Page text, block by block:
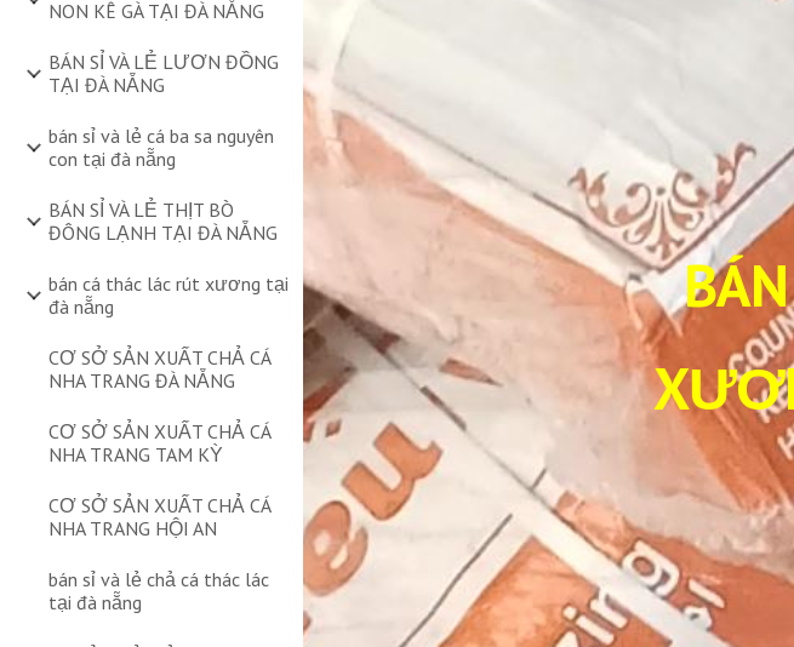
NON KÊ GÀ TẠI ĐÀ NẴNG
BÁN SỈ VÀ LẺ LƯƠN ĐỒNG
TẠI ĐÀ NẴNG
bán sỉ và lẻ cá ba sa nguyên
con tại đà nẵng
BÁN SỈ VÀ LẺ THỊT BÒ
ĐÔNG LẠNH TẠI ĐÀ NẴNG
bán cá thác lác rút xương tại
đà nẵng
CƠ SỞ SẢN XUẤT CHẢ CÁ
NHA TRANG ĐÀ NẴNG
CƠ SỞ SẢN XUẤT CHẢ CÁ
NHA TRANG TAM KỲ
CƠ SỞ SẢN XUẤT CHẢ CÁ
NHA TRANG HỘI AN
bán sỉ và lẻ chả cá thác lác
tại đà nẵng